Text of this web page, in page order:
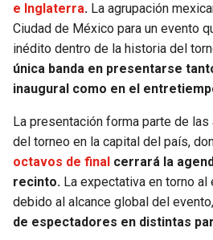
FALCONS
PANTHERS
SAINTS
BUCCANEERS
TRAIL BLAZERS
e Inglaterra. La agrupación
Ciudad de México para un evento
inédito dentro de la historia del
única banda en presentarse
inaugural como en el
La presentación forma parte de
del torneo en la capital del país,
octavos de final cerrará la
recinto. La expectativa en torno
debido al alcance global del evento,
de espectadores en distintas